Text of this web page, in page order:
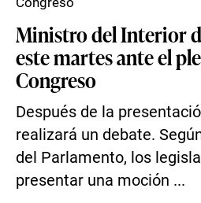
Ministro del Interior
este martes ante el
Congreso
Después de la
realizará un debate.
del Parlamento, los
presentar una moción ...